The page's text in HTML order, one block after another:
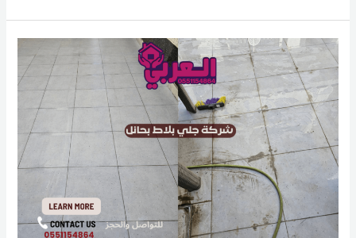
طرق
سحرية
لتلميع
السيراميك
من
شركة
جلي
بلاط
بحائل
–
شركة